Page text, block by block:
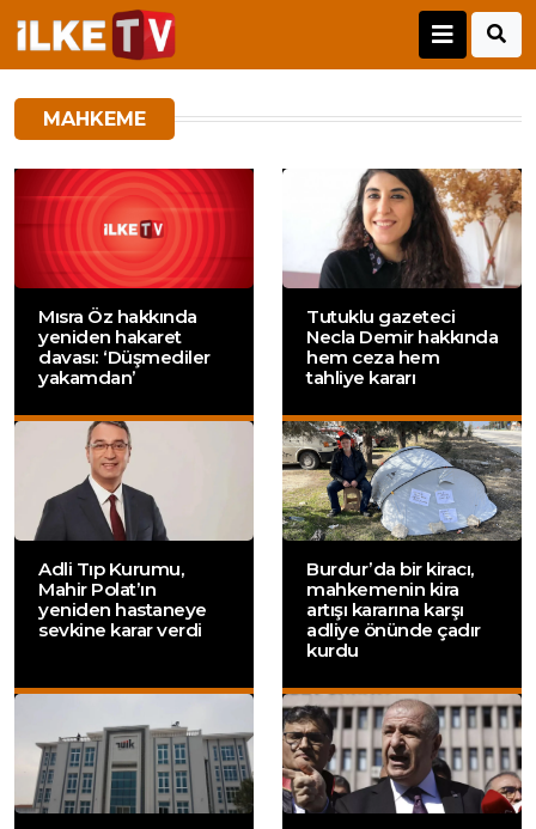
MAHKEME
Mısra Öz hakkında
yeniden hakaret
davası: ‘Düşmediler
yakamdan’
Tutuklu gazeteci
Necla Demir hakkında
hem ceza hem
tahliye kararı
Adli Tıp Kurumu,
Mahir Polat’ın
yeniden hastaneye
sevkine karar verdi
Burdur’da bir kiracı,
mahkemenin kira
artışı kararına karşı
adliye önünde çadır
kurdu